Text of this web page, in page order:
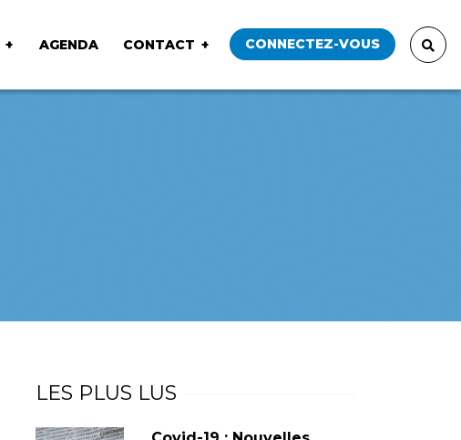
AGENDA CONTACT CONNECTEZ-VOUS
LES PLUS LUS